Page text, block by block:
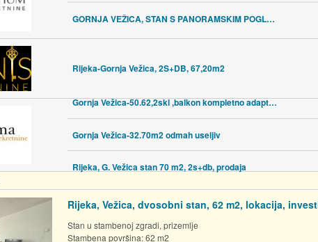
GORNJA VEŽICA, STAN S PANORAMSKIM POGLEDOM
Rijeka-Gornja Vežica, 2S+DB, 67,20m2
Gornja Vežica-50.62,2skl ,balkon kompletno adaptirano
Gornja Vežica-32.70m2 odmah useljiv
Rijeka, G. Vežica stan 70 m2, 2s+db, prodaja
Rijeka, Vežica, dvosobni stan, 62 m2, lokacija,
Stan u stambenoj zgradi, prizemlje
Stambena površina: 62 m2